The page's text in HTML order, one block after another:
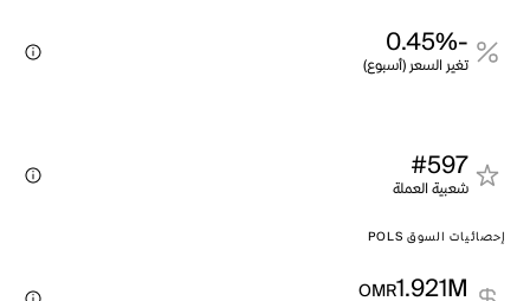
-0.45%
تغير السعر (أسبوع)
#597
شعبية العملة
إحصائيات السوق POLS
1.921M
OMR